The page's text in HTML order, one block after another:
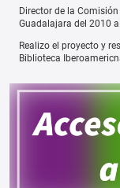
Director de la
Guadalajara del 2010
Realizo el proyecto y
Biblioteca